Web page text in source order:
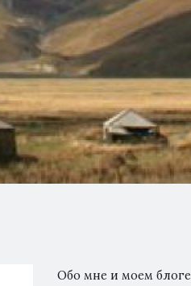
Обо мне и моем блоге